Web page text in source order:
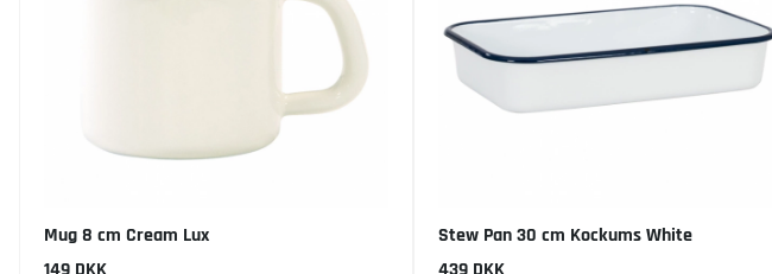
Mug 8 cm Cream Lux
Stew Pan 30 cm Kockums White